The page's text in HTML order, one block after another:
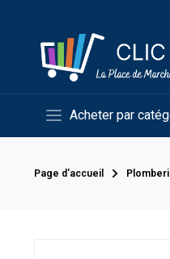
Acheter par
Page d'accueil